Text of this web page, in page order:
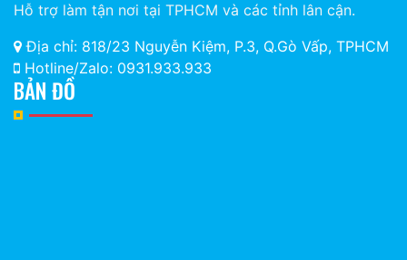
Hỗ trợ làm tận nơi tại TPHCM và các tỉnh lân cận.
Địa chỉ: 818/23 Nguyễn Kiệm, P.3, Q.Gò Vấp, TPHCM
Hotline/Zalo: 0931.933.933
BẢN ĐỒ